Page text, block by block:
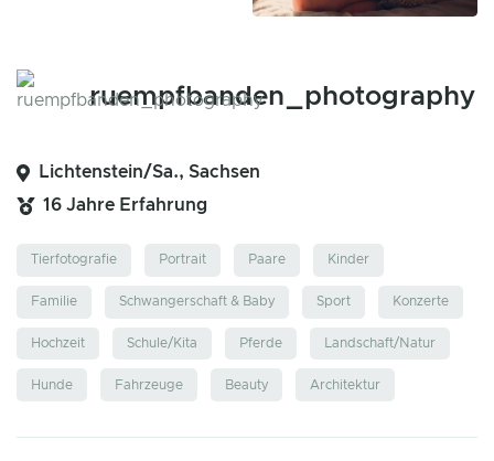
ruempfbanden_photography
Lichtenstein/Sa., Sachsen
16 Jahre Erfahrung
Tierfotografie Portrait Paare Kinder
Familie Schwangerschaft & Baby Sport Konzerte
Hochzeit Schule/Kita Pferde Landschaft/Natur
Hunde Fahrzeuge Beauty Architektur